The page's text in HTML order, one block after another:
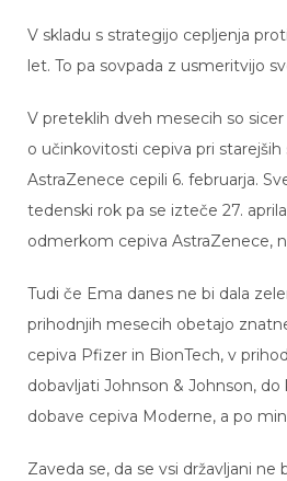
V skladu s strategijo cepljenja
let. To pa sovpada z usmeritvijo
V preteklih dveh mesecih so
o učinkovitosti cepiva pri
AstraZenece cepili 6. februarja.
tedenski rok pa se izteče 27.
odmerkom cepiva AstraZenece,
Tudi če Ema danes ne bi dala
prihodnjih mesecih obetajo
cepiva Pfizer in BionTech, v
dobavljati Johnson & Johnson,
dobave cepiva Moderne, a po
Zaveda se, da se vsi državljani